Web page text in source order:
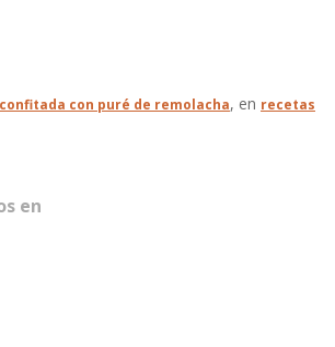
con puré de remolacha, en recetas
en